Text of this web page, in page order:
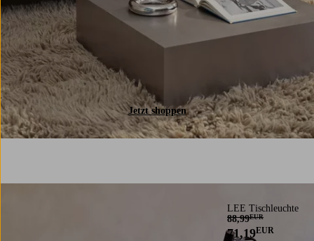
Jetzt shoppen
LEE Tischleuchte
88,99EUR
71,19EUR